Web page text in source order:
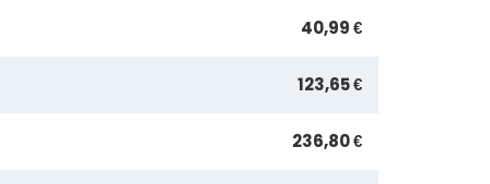
40,99 €
123,65 €
236,80 €